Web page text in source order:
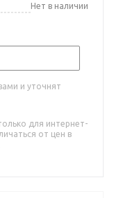
Нет в наличии
и уточнят
для интернет-
от цен в